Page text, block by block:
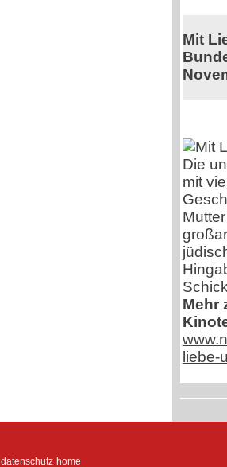
Mit
Die
mit
Mehr
liebe-
datenschutz home